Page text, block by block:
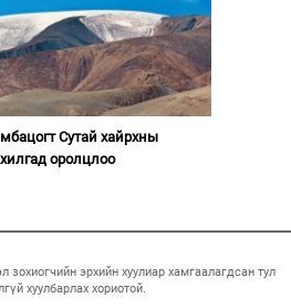
Сутай хайрхны
оролцлоо
зохиогчийн эрхийн хуулиар хамгаалагдсан тул
хуулбарлах хориотой.